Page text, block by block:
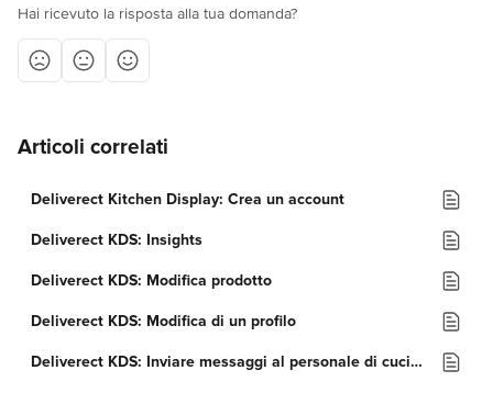
Hai ricevuto la risposta alla tua domanda?
Articoli correlati
Deliverect Kitchen Display: Crea un account
Deliverect KDS: Insights
Deliverect KDS: Modifica prodotto
Deliverect KDS: Modifica di un profilo
Deliverect KDS: Inviare messaggi al personale di cucina